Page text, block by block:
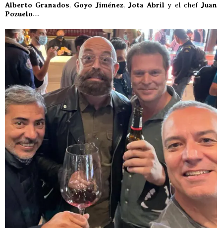
Alberto Granados, Goyo Jiménez, Jota Abril y el chef Juan
Pozuelo…